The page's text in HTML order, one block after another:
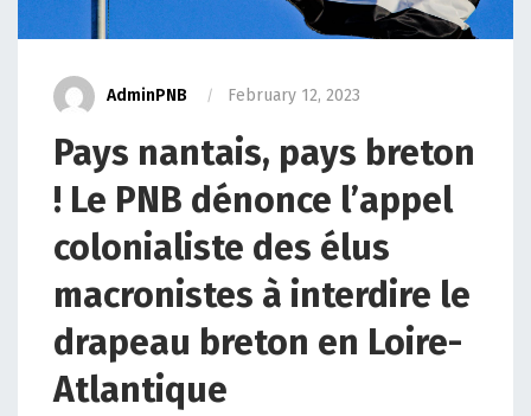
AdminPNB February 12, 2023
Pays nantais, pays breton
! Le PNB dénonce l’appel
colonialiste des élus
macronistes à interdire le
drapeau breton en Loire-
Atlantique